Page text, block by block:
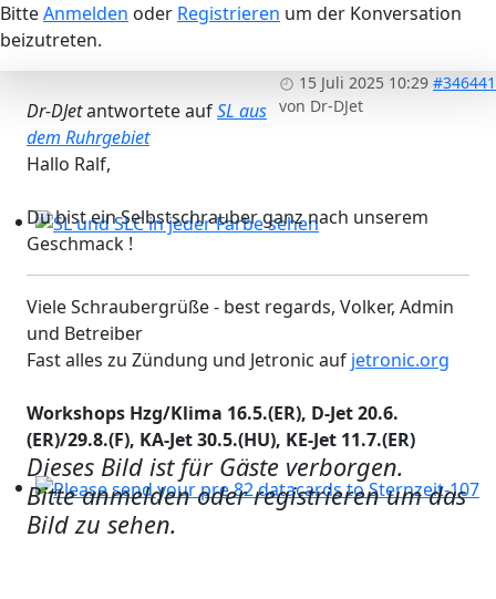
SL und SLC in jeder Farbe sehen
Please send your pre 82 datacards to Sternzeit-107
BitteAnmelden oder Registrieren um der Konversation
beizutreten.
15 Juli 2025 10:29 #346441
von Dr-DJet
Dr-DJetantwortete aufSL aus
dem Ruhrgebiet
Hallo Ralf,
Du bist ein Selbstschrauber ganz nach unserem
Geschmack !
Viele Schraubergrüße - best regards, Volker, Admin
und Betreiber
Fast alles zu Zündung und Jetronic auf jetronic.org
Workshops Hzg/Klima 16.5.(ER), D-Jet 20.6.
(ER)/29.8.(F), KA-Jet 30.5.(HU), KE-Jet 11.7.(ER)
Dieses Bild ist für Gäste verborgen.
Bitte anmelden oder registrieren um das
Bild zu sehen.